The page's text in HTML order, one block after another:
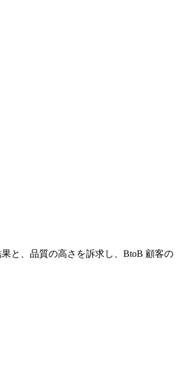
と、品質の高さを訴求し、BtoB 顧客の